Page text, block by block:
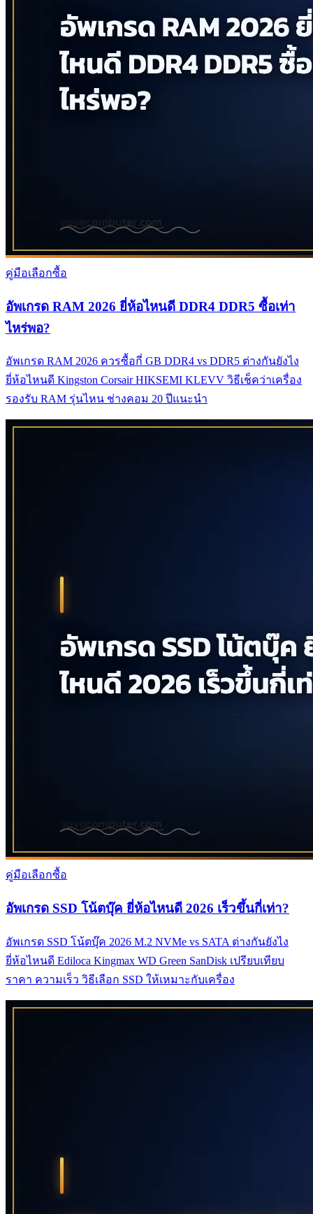
คู่มือเลือกซื้อ
อัพเกรด RAM 2026 ยี่ห้อไหนดี DDR4 DDR5 ซื้อเท่า
ไหร่พอ?
อัพเกรด RAM 2026 ควรซื้อกี่ GB DDR4 vs DDR5 ต่างกันยังไง
ยี่ห้อไหนดี Kingston Corsair HIKSEMI KLEVV วิธีเช็คว่าเครื่อง
รองรับ RAM รุ่นไหน ช่างคอม 20 ปีแนะนำ
คู่มือเลือกซื้อ
อัพเกรด SSD โน้ตบุ๊ค ยี่ห้อไหนดี 2026 เร็วขึ้นกี่เท่า?
อัพเกรด SSD โน้ตบุ๊ค 2026 M.2 NVMe vs SATA ต่างกันยังไง
ยี่ห้อไหนดี Ediloca Kingmax WD Green SanDisk เปรียบเทียบ
ราคา ความเร็ว วิธีเลือก SSD ให้เหมาะกับเครื่อง